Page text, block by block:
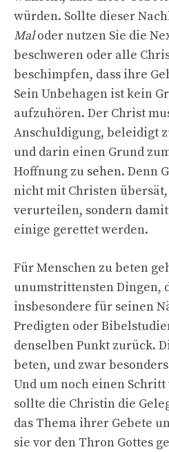
würden. Sollte dieser
Maloder nutzen Sie die
beschweren oder alle
beschimpfen, dass ihre
Sein Unbehagen ist kein
aufzuhören. Der Christ
Anschuldigung, beleidigt
und darin einen Grund
Hoffnung zu sehen. Denn
nicht mit Christen
verurteilen, sondern
einige gerettet werden.
Für Menschen zu beten
unumstrittensten Dingen,
insbesondere für seinen
Predigten oder
denselben Punkt zurück.
beten, und zwar
Und um noch einen
sollte die Christin die
das Thema ihrer Gebete
sie vor den Thron Gottes